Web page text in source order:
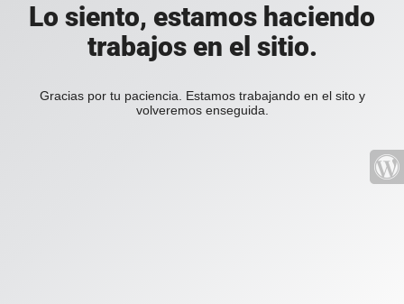
Lo siento, estamos haciendo
trabajos en el sitio.
Gracias por tu paciencia. Estamos trabajando en el sito y
volveremos enseguida.